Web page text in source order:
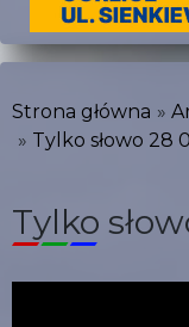
Strona główna
Tylko słowo 28
Tylko